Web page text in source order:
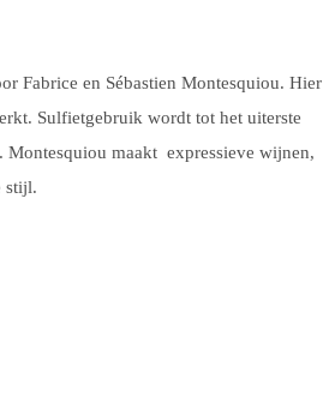
Fabrice en Sébastien Montesquiou. Hier
Sulfietgebruik wordt tot het uiterste
maakt expressieve wijnen,
stijl.